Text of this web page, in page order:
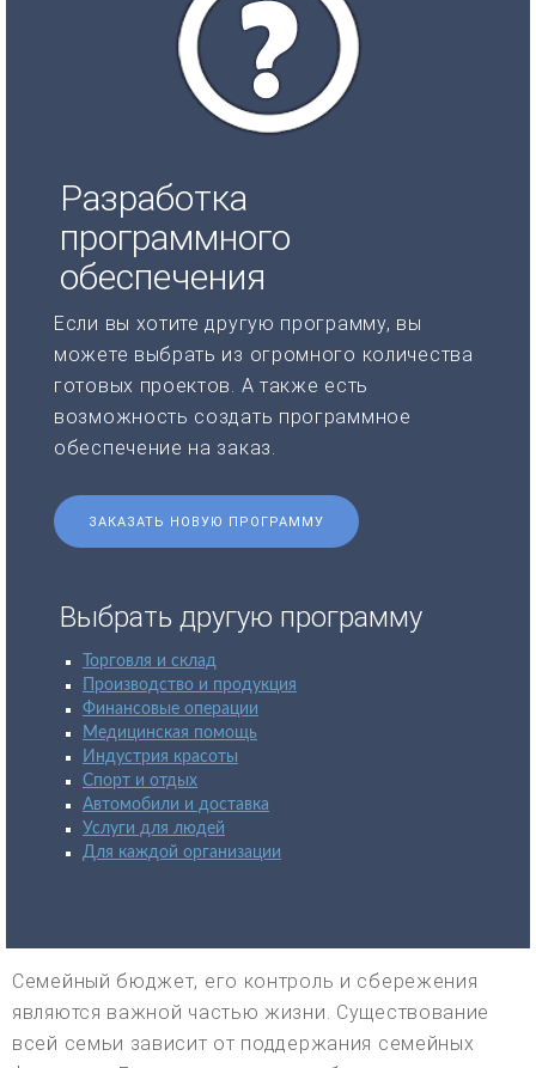
Разработка
программного
обеспечения
Если вы хотите другую программу, вы
можете выбрать из огромного количества
готовых проектов. А также есть
возможность создать программное
обеспечение на заказ.
ЗАКАЗАТЬ НОВУЮ ПРОГРАММУ
Выбрать другую программу
Торговля и склад
Производство и продукция
Финансовые операции
Медицинская помощь
Индустрия красоты
Спорт и отдых
Автомобили и доставка
Услуги для людей
Для каждой организации
Семейный бюджет, его контроль и сбережения
являются важной частью жизни. Существование
всей семьи зависит от поддержания семейных